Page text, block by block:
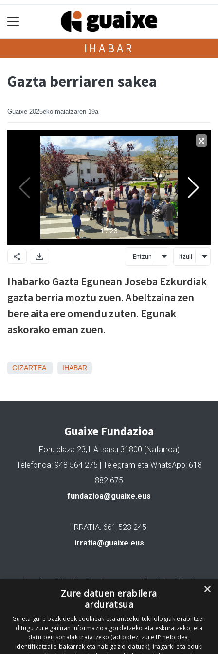
IHABAR
Gazta berriaren sakea
Guaixe 2025eko maiatzaren 19a
Entzun Itzuli
Ihabarko Gazta Egunean Joseba Ezkurdiak
gazta berria moztu zuen. Abeltzaina zen
bere aita ere omendu zuten. Egunak
askorako eman zuen.
GIZARTEA IHABAR
Guaixe Fundazioa
Foru plaza 23,1 Altsasu 31800 (Nafarroa)
Telefonoa: 948 564 275 | Telegram eta WhatsApp: 618
882 675
fundazioa@guaixe.eus
IRRATIA: 661 523 245
irratia@guaixe.eus
Gure lizentzia: Creative Commons Aitortu Partekatu
Codesyntaxek garatua
×
Zure datuen erabilera
arduratsua
Gu eta gure bazkideek cookieak eta antzeko teknologiak erabiltzen
ditugu zure gailuan informazioa gordetzeko eta eskuratzeko, eta
datu pertsonalak tratatzeko (adibidez, zure IP helbidea,
identifikatzaile bakarrak eta nabigazio-datuak), iragarki eta eduki